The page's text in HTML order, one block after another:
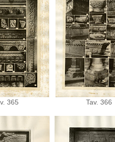
365 Tav. 366